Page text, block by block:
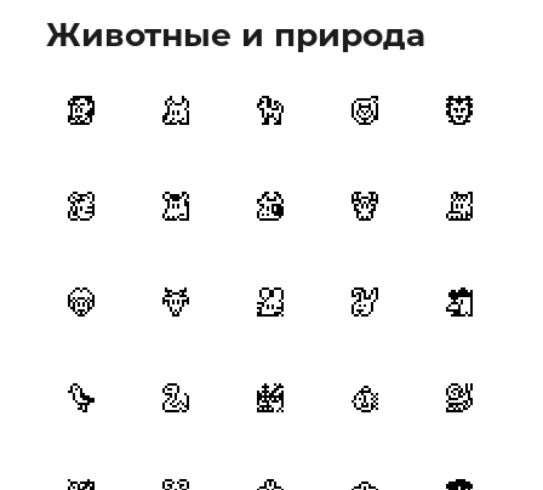
Животные и природа